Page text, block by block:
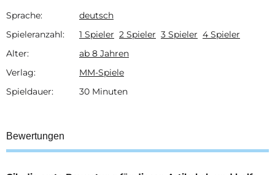
Produkteigenschaft
Wert
Sprache:
deutsch
Spieleranzahl:
1 Spieler 2 Spieler 3 Spieler 4 Spieler
Alter:
ab 8 Jahren
Verlag:
MM-Spiele
Spieldauer:
30 Minuten
Bewertungen